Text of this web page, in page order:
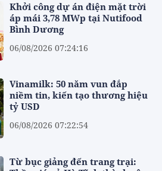
Khởi công dự án điện mặt trời
áp mái 3,78 MWp tại Nutifood
Bình Dương
06/08/2026 07:24:16
Vinamilk: 50 năm vun đắp
niềm tin, kiến tạo thương hiệu
tỷ USD
06/08/2026 07:22:54
Từ bục giảng đến trang trại: